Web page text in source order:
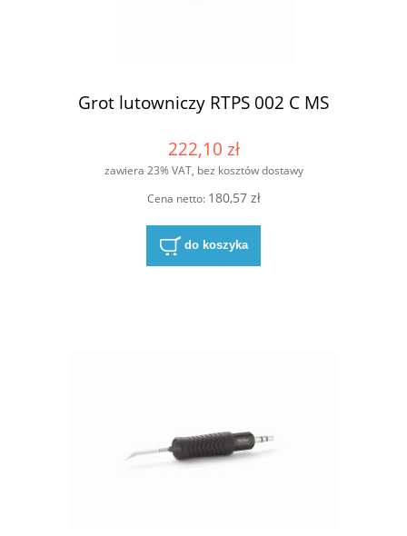
Grot lutowniczy RTPS 002 C MS
222,10 zł
zawiera 23% VAT, bez kosztów dostawy
Cena netto: 180,57 zł
do koszyka